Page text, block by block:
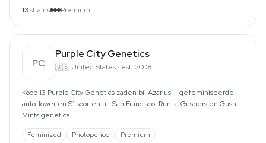
13 strains Premium
PC
Purple City Genetics
🇺🇸 United States · est. 2008
Koop 13 Purple City Genetics zaden bij Azarius — gefeminiseerde,
autoflower en S1 soorten uit San Francisco. Runtz, Gushers en Gush
Mints genetica.
Feminized Photoperiod Premium